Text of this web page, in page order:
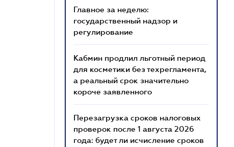
Главное за неделю:
государственный надзор и
регулирование
Кабмин продлил льготный период
для косметики без техрегламента,
а реальный срок значительно
короче заявленного
Перезагрузка сроков налоговых
проверок после 1 августа 2026
года: будет ли исчисление сроков